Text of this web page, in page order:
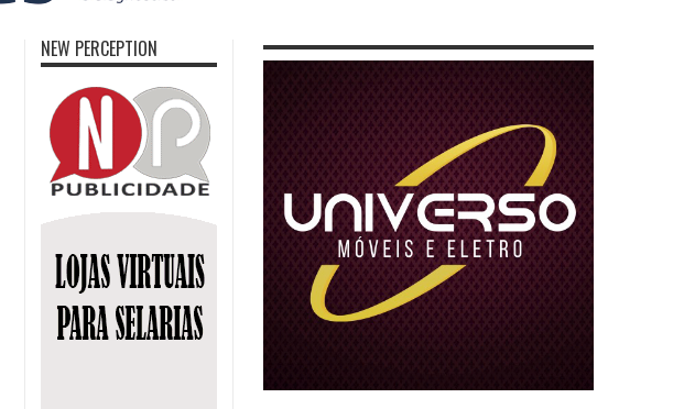
NEW PERCEPTION